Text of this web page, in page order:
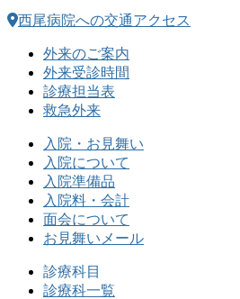
西尾病院への交通アクセス
外来のご案内
外来受診時間
診療担当表
救急外来
入院・お見舞い
入院について
入院準備品
入院料・会計
面会について
お見舞いメール
診療科目
診療科一覧